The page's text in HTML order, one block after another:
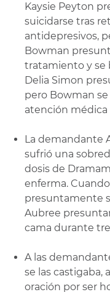
Kaysie Peyton
suicidarse tras
antidepresivos,
Bowman
tratamiento y se
Delia Simon
pero Bowman
atención médica
La demandante
sufrió una
dosis de
enferma.
presuntamente
Aubree
cama durante
A las
se las castigaba,
oración por ser